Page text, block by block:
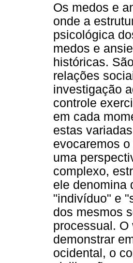
Os medos e
onde a
psicológica
medos e
históricas.
relações
investigação
controle
em cada
estas
evocaremos
uma
complexo,
ele denomina
"indivíduo" e
dos mesmos
processual.
demonstrar
ocidental, o